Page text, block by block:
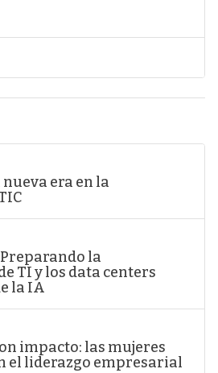
era en la
la
TI y los data centers
la IA
impacto: las mujeres
el liderazgo empresarial